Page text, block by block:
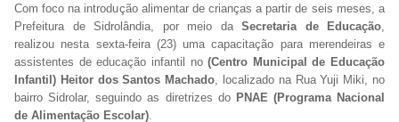
Com foco na introdução alimentar de crianças a partir de seis meses, a
Prefeitura de Sidrolândia, por meio da Secretaria de Educação
realizou nesta sexta-feira (23) uma capacitação para merendeiras e
assistentes de educação infantil no(Centro Municipal de Educação
Infantil) Heitor dos Santos Machado , localizado na Rua Yuji Miki, no
bairro Sidrolar, seguindo as diretrizes do PNAE (Programa Nacional
de Alimentação Escolar)